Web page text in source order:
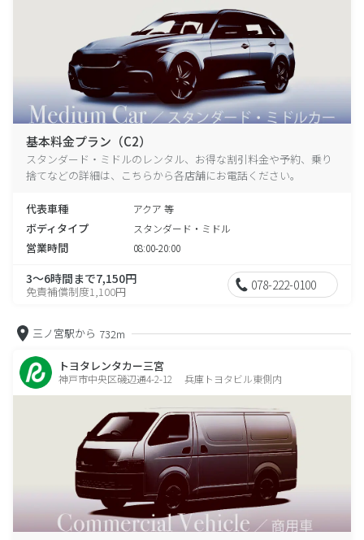
基本料金プラン（C2）
スタンダード・ミドルのレンタル、お得な割引料金や予約、乗り
捨てなどの詳細は、こちらから各店舗にお電話ください。
代表車種 アクア 等
ボディタイプ スタンダード・ミドル
営業時間 08:00-20:00
3～6時間まで7,150円
免責補償制度1,100円 078-222-0100
三ノ宮駅から 732m
トヨタレンタカー三宮
神戸市中央区磯辺通4-2-12 兵庫トヨタビル東側内